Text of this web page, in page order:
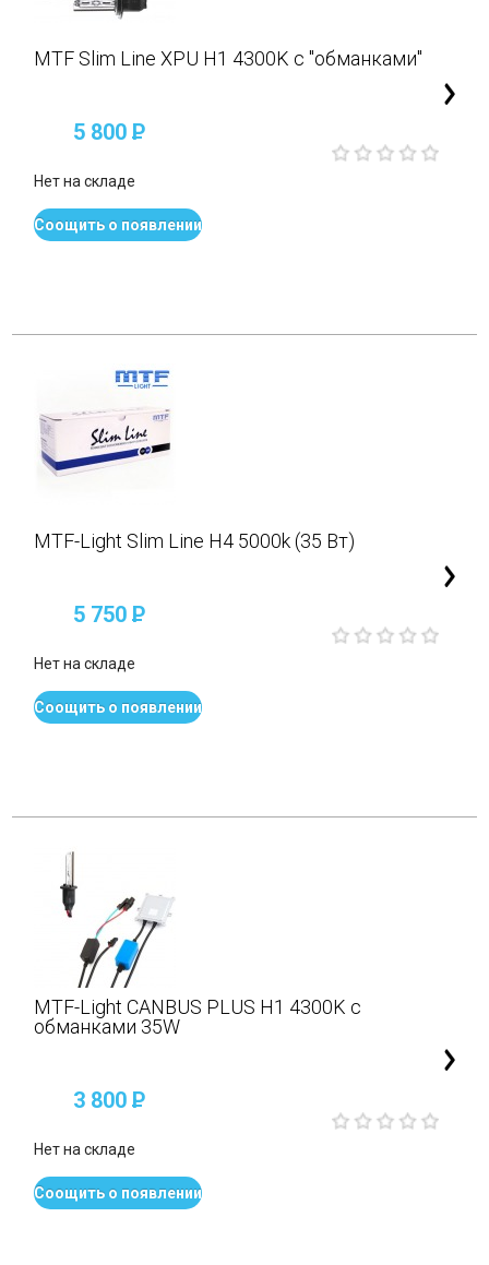
MTF Slim Line XPU H1 4300K с "обманками"
5 800P
Нет на складе
Соощить о появлении
MTF-Light Slim Line H4 5000k (35 Вт)
5 750P
Нет на складе
Соощить о появлении
MTF-Light CANBUS PLUS H1 4300K с
обманками 35W
3 800P
Нет на складе
Соощить о появлении